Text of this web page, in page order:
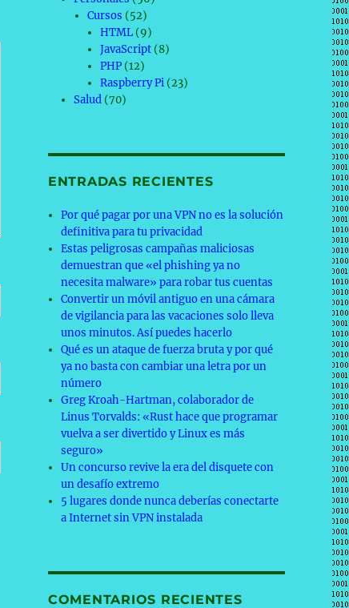
Cursos (52)
HTML(9)
JavaScript(8)
PHP(12)
Raspberry Pi(23)
Salud (70)
ENTRADAS RECIENTES
Por qué pagar por una VPN no es la solución
definitiva para tu privacidad
Estas peligrosas campañas maliciosas
demuestran que «el phishing ya no
necesita malware» para robar tus cuentas
Convertir un móvil antiguo en una cámara
de vigilancia para las vacaciones solo lleva
unos minutos. Así puedes hacerlo
Qué es un ataque de fuerza bruta y por qué
ya no basta con cambiar una letra por un
número
Greg Kroah-Hartman, colaborador de
Linus Torvalds: «Rust hace que programar
vuelva a ser divertido y Linux es más
seguro»
Un concurso revive la era del disquete con
un desafío extremo
5 lugares donde nunca deberías conectarte
a Internet sin VPN instalada
COMENTARIOS RECIENTES